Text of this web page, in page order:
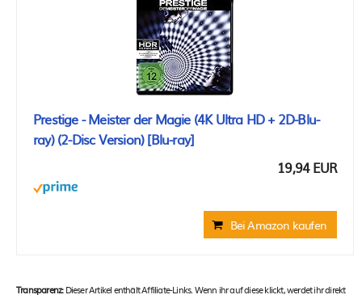
Prestige - Meister der Magie (4K Ultra HD + 2D-Blu-
ray) (2-Disc Version) [Blu-ray]
19,94 EUR
Bei Amazon kaufen
Transparenz:Dieser Artikel enthält Affiliate-Links. Wenn ihr auf diese klickt, werdet ihr direkt